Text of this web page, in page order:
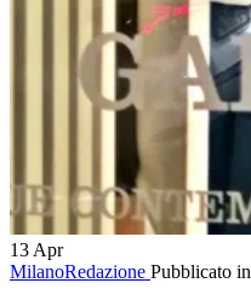
13 Apr
MilanoRedazione Pubblicato in